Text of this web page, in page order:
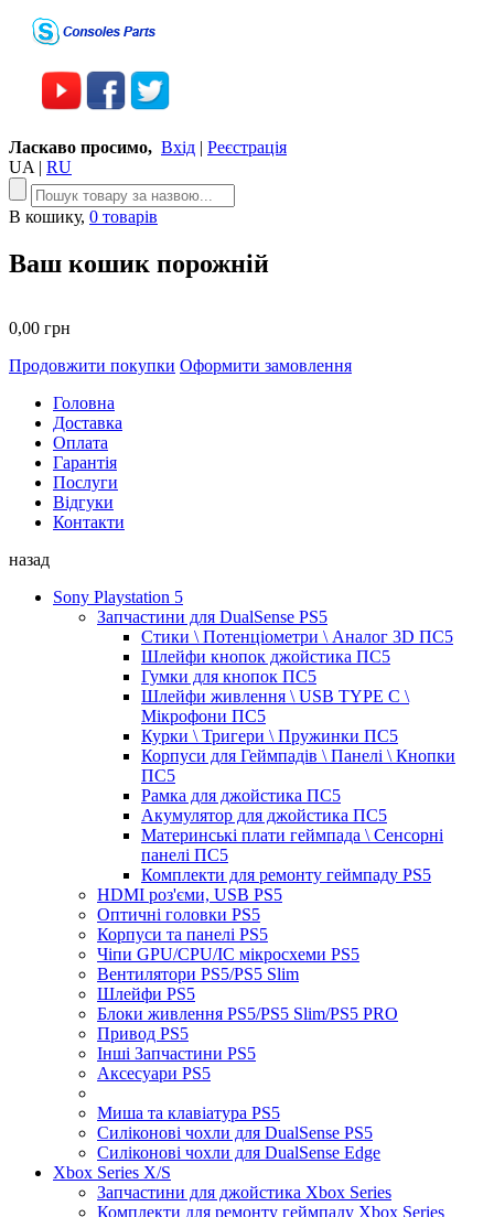
Ласкаво просимо, Вхід | Реєстрація
UA | RU
В кошику, 0 товарів
Ваш кошик порожній
0,00 грн
Продовжити покупки Оформити замовлення
Головна
Доставка
Оплата
Гарантія
Послуги
Відгуки
Контакти
назад
Sony Playstation 5
Запчастини для DualSense PS5
Стики \ Потенціометри \ Аналог 3D ПС5
Шлейфи кнопок джойстика ПС5
Гумки для кнопок ПС5
Шлейфи живлення \ USB TYPE C \
Мікрофони ПС5
Курки \ Тригери \ Пружинки ПС5
Корпуси для Геймпадів \ Панелі \ Кнопки
ПС5
Рамка для джойстика ПС5
Акумулятор для джойстика ПС5
Материнські плати геймпада \ Сенсорні
панелі ПС5
Комплекти для ремонту геймпаду PS5
HDMI роз'єми, USB PS5
Оптичні головки PS5
Корпуси та панелі PS5
Чіпи GPU/CPU/IC мікросхеми PS5
Вентилятори PS5/PS5 Slim
Шлейфи PS5
Блоки живлення PS5/PS5 Slim/PS5 PRO
Привод PS5
Інші Запчастини PS5
Аксесуари PS5
Миша та клавіатура PS5
Силіконові чохли для DualSense PS5
Силіконові чохли для DualSense Edge
Xbox Series X/S
Запчастини для джойстика Xbox Series
Комплекти для ремонту геймпаду Xbox Series